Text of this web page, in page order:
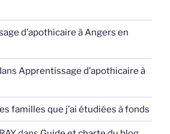
d’apothicaire à Angers en
Apprentissage d’apothicaire à
familles que j’ai étudiées à fonds